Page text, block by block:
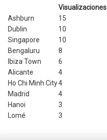
Visualizaciones
Ashburn
15
Dublin
10
Singapore
10
Bengaluru
8
Ibiza Town
6
Alicante
4
Ho Chi Minh City4
Madrid
4
Hanoi
3
Lomé
3